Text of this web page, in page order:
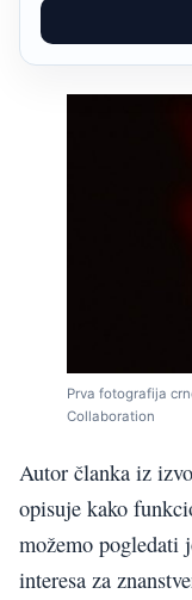
Prva fotografija
Collaboration
Autor članka iz
opisuje kako
možemo pogledati
interesa za